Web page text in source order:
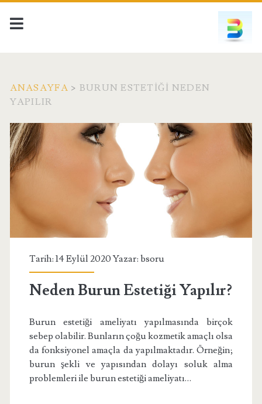
ANASAYFA > BURUN ESTETIĞI NEDEN
YAPILIR
Etiket:
<span>burun
estetiği
neden
yapılır</span>
Tarih: 14 Eylül 2020 Yazar: bsoru
Neden Burun Estetiği Yapılır?
Burun estetiği ameliyatı yapılmasında birçok
sebep olabilir. Bunların çoğu kozmetik amaçlı olsa
da fonksiyonel amaçla da yapılmaktadır. Örneğin;
burun şekli ve yapısından dolayı soluk alma
problemleri ile burun estetiği ameliyatı…